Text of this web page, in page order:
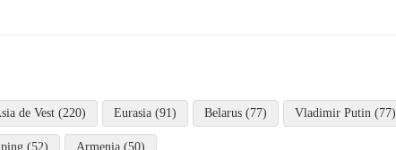
de Vest (220) Eurasia (91) Belarus (77) Vladimir Putin (77)
(52) Armenia (50)